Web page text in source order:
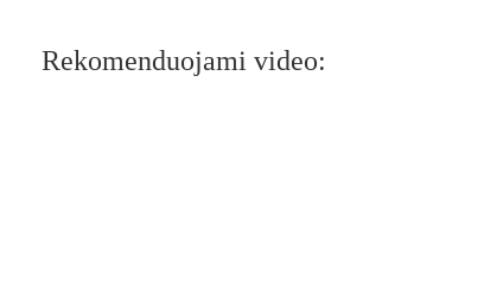
Rekomenduojami video: